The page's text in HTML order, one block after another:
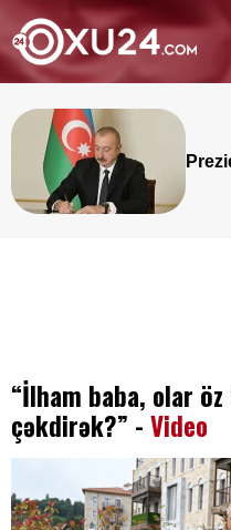
“İlham baba, olar
çəkdirək?” - Video